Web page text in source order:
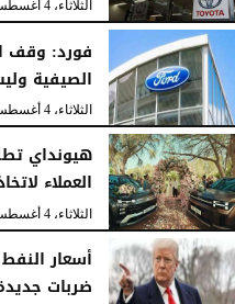
الثلاثاء، 4 أغسطس 2026
فورد: وقف
الصيفية
الثلاثاء، 4 أغسطس 2026
هيونداي
العملاء
الثلاثاء، 4 أغسطس 2026
أسعار
ضربات